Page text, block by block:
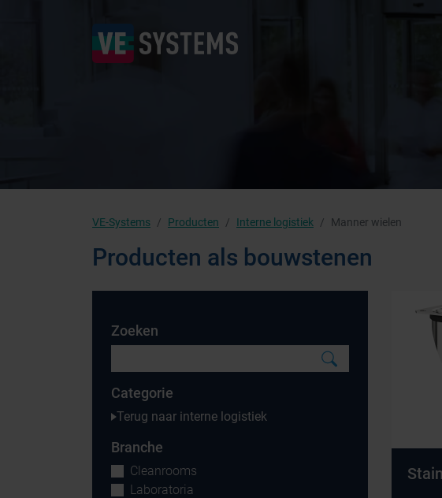
VE-Systems Producten Interne logistiek Manner wielen
Producten als bouwstenen
Zoeken
Categorie
Terug naar interne logistiek
Branche
Cleanrooms
Laboratoria